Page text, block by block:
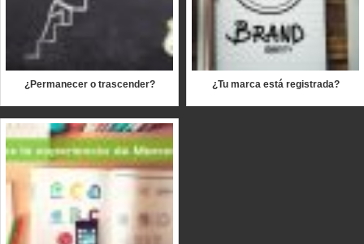
¿Permanecer o trascender? ¿Tu marca está registrada?